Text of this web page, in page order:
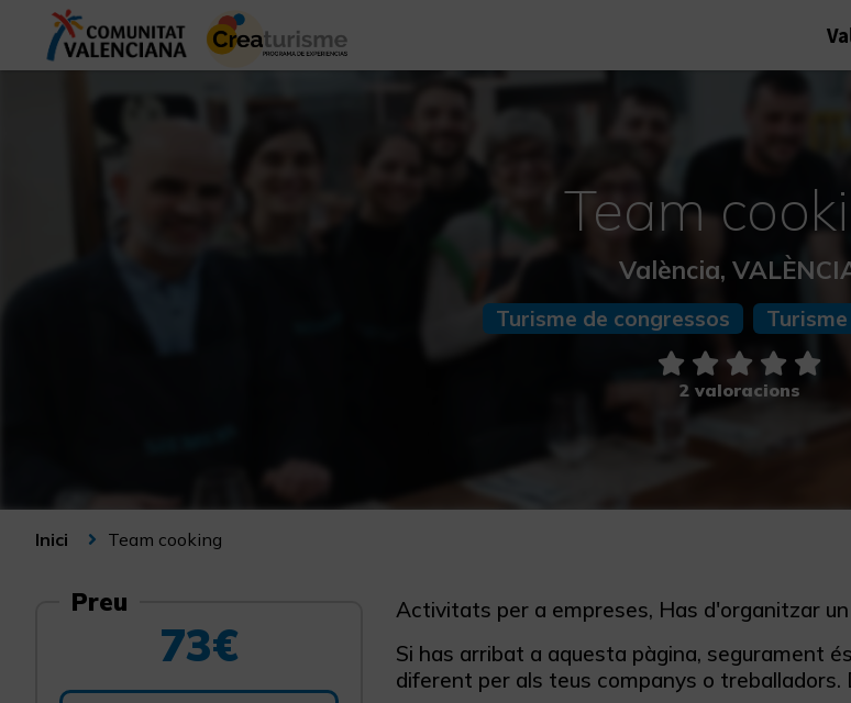
Team
València,
Turisme de congressos
2 valoracions
Inici Team cooking
Preu
73€
Activitats per a empreses, Has d'organitzar
Si has arribat a aquesta pàgina, segurament
diferent per als teus companys o